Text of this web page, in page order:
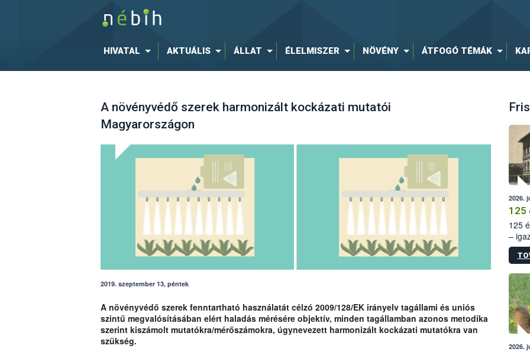
HIVATAL AKTUÁLIS ÁLLAT ÉLELMISZER NÖVÉNY ÁTFOGÓ TÉMÁK
A növényvédő szerek harmonizált kockázati mutatói
Magyarországon
2019. szeptember 13, péntek
A növényvédő szerek fenntartható használatát célzó 2009/128/EK irányelv tagállami és uniós
szintű megvalósításában elért haladás mérésére objektív, minden tagállamban azonos metodika
szerint kiszámolt mutatókra/mérőszámokra, úgynevezett harmonizált kockázati mutatókra van
szükség.
2026.
125
125
–
15.
2026.